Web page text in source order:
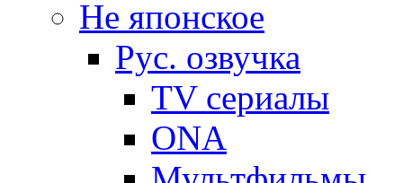
Не японское
Рус. озвучка
TV сериалы
ONA